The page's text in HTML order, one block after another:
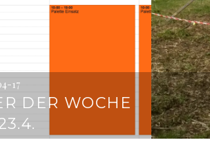
17
DER WOCHE